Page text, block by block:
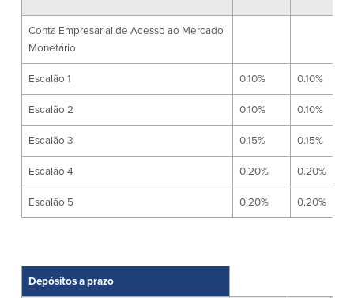
BayCoast Mortgage
BayCoast Insurance
Abrir Conta Online
Procurar
Plimoth Investment
Conta Empresarial de Acesso ao Mercado
Monetário
Escalão 1 0.10% 0.10%
Escalão 2 0.10% 0.10%
Escalão 3 0.15% 0.15%
Escalão 4 0.20% 0.20%
Escalão 5 0.20% 0.20%
Depósitos a prazo